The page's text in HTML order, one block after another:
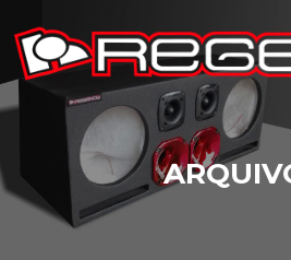
para
conteúdo